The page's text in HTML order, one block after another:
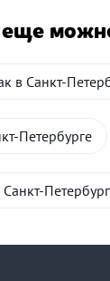
в Санкт-
Петербурге